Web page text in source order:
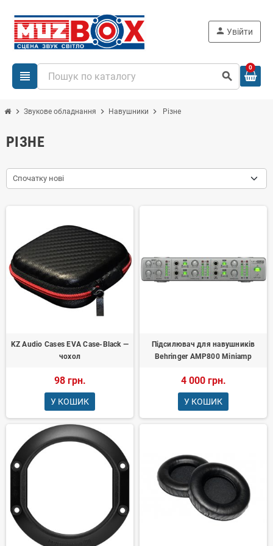
view_headline search
person Увійти
0
chevron_right Звукове обладнання chevron_right Навушники chevron_right Різне
РІЗНЕ
Спочатку нові
KZ Audio Cases EVA Case-Black —
чохол
98 грн.
У КОШИК
Підсилювач для навушників
Behringer AMP800 Miniamp
4 000 грн.
У КОШИК